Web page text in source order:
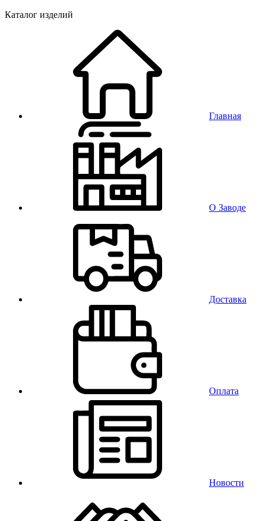
Каталог изделий
Главная
О Заводе
Доставка
Оплата
Новости